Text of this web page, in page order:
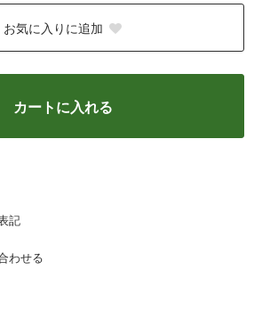
お気に入りに追加
カートに入れる
記
わせる